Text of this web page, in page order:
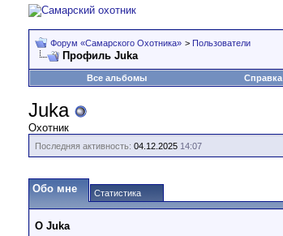
Форум «Самарского Охотника» > Пользователи
Профиль Juka
Все альбомы
Справка
Juka
Охотник
Последняя активность: 04.12.2025 14:07
Обо мне Статистика
О Juka